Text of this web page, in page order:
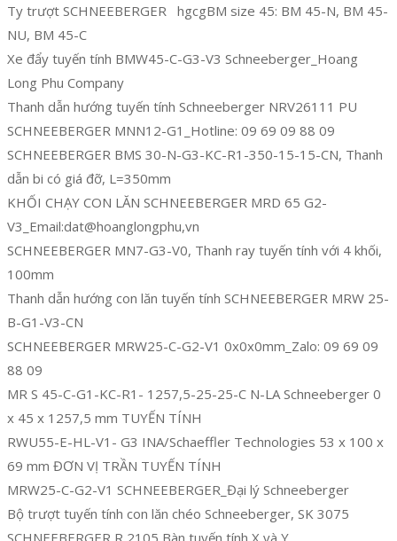
Ty trượt SCHNEEBERGER hgcgBM size 45: BM 45-N, BM 45-
NU, BM 45-C
Xe đẩy tuyến tính BMW45-C-G3-V3 Schneeberger_Hoang
Long Phu Company
Thanh dẫn hướng tuyến tính Schneeberger NRV26111 PU
SCHNEEBERGER MNN12-G1_Hotline: 09 69 09 88 09
SCHNEEBERGER BMS 30-N-G3-KC-R1-350-15-15-CN, Thanh
dẫn bi có giá đỡ, L=350mm
KHỐI CHẠY CON LĂN SCHNEEBERGER MRD 65 G2-
V3_Email:dat@hoanglongphu,vn
SCHNEEBERGER MN7-G3-V0, Thanh ray tuyến tính với 4 khối,
100mm
Thanh dẫn hướng con lăn tuyến tính SCHNEEBERGER MRW 25-
B-G1-V3-CN
SCHNEEBERGER MRW25-C-G2-V1 0x0x0mm_Zalo: 09 69 09
88 09
MR S 45-C-G1-KC-R1- 1257,5-25-25-C N-LA Schneeberger 0
x 45 x 1257,5 mm TUYẾN TÍNH
RWU55-E-HL-V1- G3 INA/Schaeffler Technologies 53 x 100 x
69 mm ĐƠN VỊ TRẦN TUYẾN TÍNH
MRW25-C-G2-V1 SCHNEEBERGER_Đại lý Schneeberger
Bộ trượt tuyến tính con lăn chéo Schneeberger, SK 3075
SCHNEEBERGER R 2105 Bàn tuyến tính X và Y